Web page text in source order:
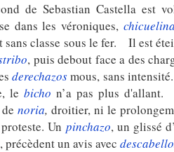
de Sebastian Castella est
dans les véroniques,
sans classe sous le fer. Il est
, puis debout face a des
derechazosmous, sans
le bicho n’a pas plus d'allant.
denoria,droitier, ni le
Un pinchazo, un glissé
, précèdent un avis avec